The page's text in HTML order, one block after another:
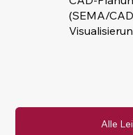
(SEMA/
Alle